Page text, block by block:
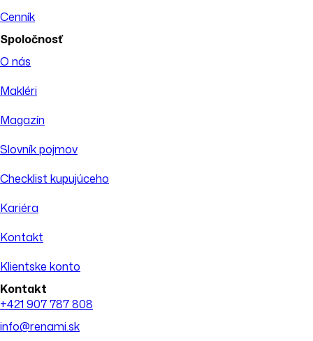
Cenník
Spoločnosť
O nás
Makléri
Magazín
Slovník pojmov
Checklist kupujúceho
Kariéra
Kontakt
Klientske konto
Kontakt
+421 907 787 808
info@renami.sk